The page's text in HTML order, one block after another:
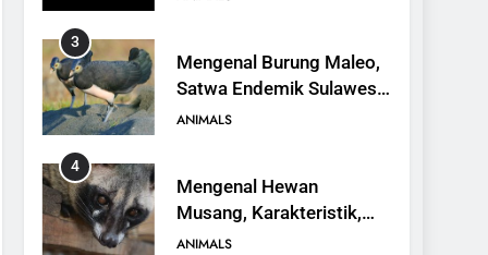
3
Mengenal Burung Maleo,
Satwa Endemik Sulawesi
yang Terancam Punah
ANIMALS
4
Mengenal Hewan
Musang, Karakteristik,
Jenis, dan Peran dalam
ANIMALS